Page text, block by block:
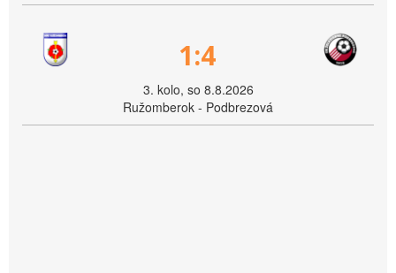
1:4
3. kolo, so 8.8.2026
Ružomberok - Podbrezová